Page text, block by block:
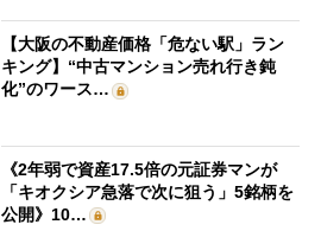
【大阪の不動産価格「危ない駅」ラン
キング】“中古マンション売れ行き鈍
化”のワース…
《2年弱で資産17.5倍の元証券マンが
「キオクシア急落で次に狙う」5銘柄を
公開》10…